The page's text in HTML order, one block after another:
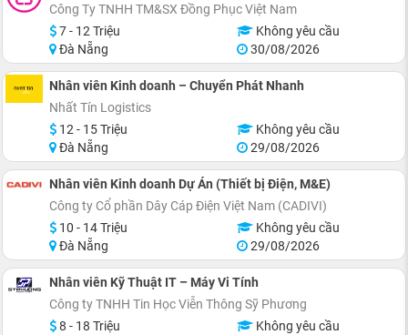
Công Ty TNHH TM&SX Đồng Phục Việt Nam
7 - 12 Triệu
Không yêu cầu
Đà Nẵng
30/08/2026
Nhân viên Kinh doanh – Chuyển Phát Nhanh
Nhất Tín Logistics
12 - 15 Triệu
Không yêu cầu
Đà Nẵng
29/08/2026
Nhân viên Kinh doanh Dự Án (Thiết bị Điện, M&E)
Công ty Cổ phần Dây Cáp Điện Việt Nam (CADIVI)
10 - 14 Triệu
Không yêu cầu
Đà Nẵng
29/08/2026
Nhân viên Kỹ Thuật IT – Máy Vi Tính
Công ty TNHH Tin Học Viễn Thông Sỹ Phương
8 - 18 Triệu
Không yêu cầu